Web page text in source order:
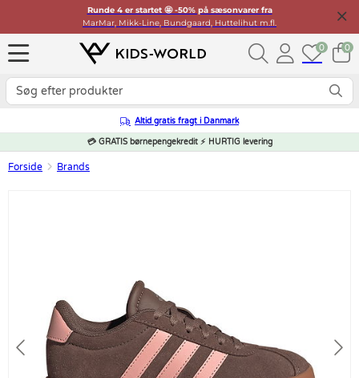
Runde 4 er startet 🤩 -50% på sæsonvarer fra
MarMar, Mikk-Line, Bundgaard, Huttelihut m.fl.
0 0
Altid gratis fragt i Danmark
💳 GRATIS børnepengekredit ⚡ HURTIG levering
Forside Brands